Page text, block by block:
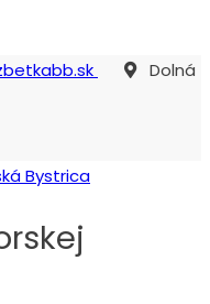
Dolná
Bystrica